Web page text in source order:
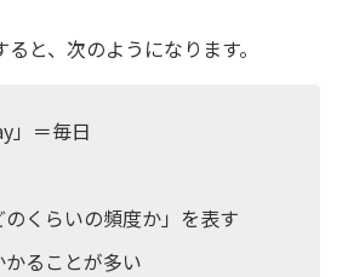
と、次のようになります。
」＝毎日
のくらいの頻度か」を表す
ることが多い